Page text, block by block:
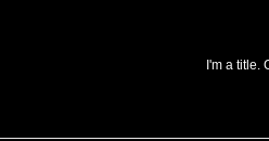
I'm a title.